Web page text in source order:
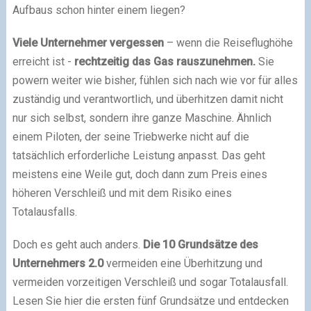
Aufbaus schon hinter einem liegen?
Viele Unternehmer vergessen – wenn die Reiseflughöhe
erreicht ist - rechtzeitig das Gas rauszunehmen.Sie
powern weiter wie bisher, fühlen sich nach wie vor für alles
zuständig und verantwortlich, und überhitzen damit nicht
nur sich selbst, sondern ihre ganze Maschine. Ähnlich
einem Piloten, der seine Triebwerke nicht auf die
tatsächlich erforderliche Leistung anpasst. Das geht
meistens eine Weile gut, doch dann zum Preis eines
höheren Verschleiß und mit dem Risiko eines
Totalausfalls.
Doch es geht auch anders. Die 10 Grundsätze des
Unternehmers 2.0vermeiden eine Überhitzung und
vermeiden vorzeitigen Verschleiß und sogar Totalausfall.
Lesen Sie hier die ersten fünf Grundsätze und entdecken